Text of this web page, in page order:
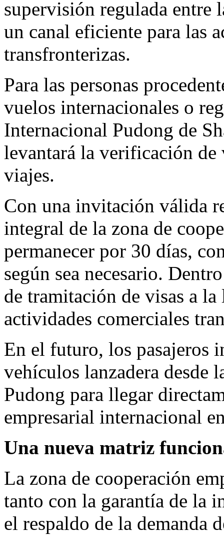
supervisión regulada entre
un canal eficiente para las
transfronterizas.
Para las personas
vuelos internacionales o
Internacional Pudong de
levantará la verificación de
viajes.
Con una invitación válida
integral de la zona de
permanecer por 30 días,
según sea necesario.
de tramitación de visas a
actividades comerciales
En el futuro, los pasajeros
vehículos lanzadera desde
Pudong para llegar
empresarial internacional
Una nueva matriz
La zona de cooperación
tanto con la garantía de la
el respaldo de la demanda